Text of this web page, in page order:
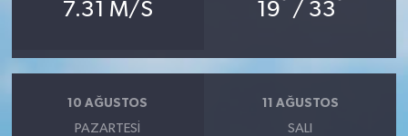
7.31 M/S 19 / 33
10 AĞUSTOS
PAZARTESI
11 AĞUSTOS
SALI